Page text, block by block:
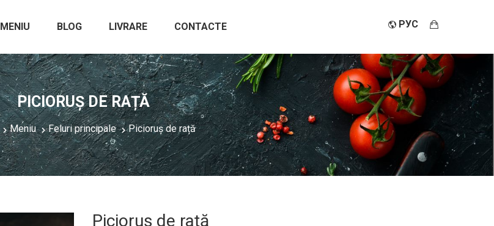
MENIU BLOG LIVRARE CONTACTE РУС
PICIORUȘ DE RAȚĂ
Meniu Feluri principale Picioruș de rață
Picioruș de rață